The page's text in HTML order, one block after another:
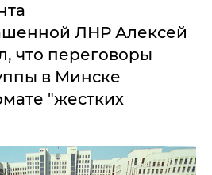
ЛНР Алексей
что переговоры
в Минске
"жестких